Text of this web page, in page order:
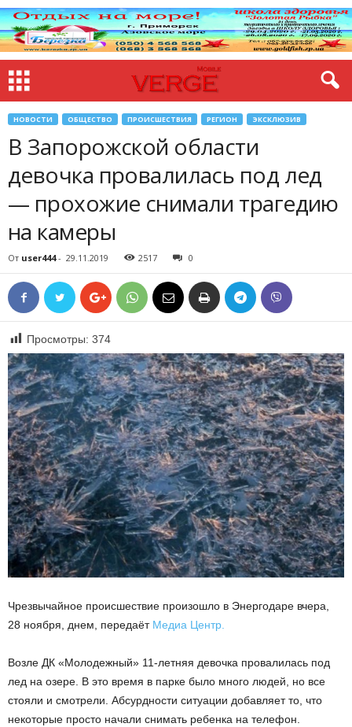
НОВОСТИ ОБЩЕСТВО ПРОИСШЕСТВИЯ РЕГИОН ЭКСКЛЮЗИВ
В Запорожской области
девочка провалилась под лед
— прохожие снимали трагедию
на камеры
От user444- 29.11.2019 2517 0
Просмотры: 374
Чрезвычайное происшествие произошло в Энергодаре вчера,
28 ноября, днем, передаёт Медиа Центр.
Возле ДК «Молодежный» 11-летняя девочка провалилась под
лед на озере. В это время в парке было много людей, но все
стояли и смотрели. Абсурдности ситуации добавляет то, что
некоторые просто начали снимать ребенка на телефон.